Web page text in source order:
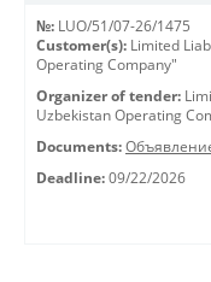
№: LUO/51/07-26/1475
Customer(s): Limited
Operating Company"
Organizer of tender:
Uzbekistan Operating
Documents:
Deadline: 09/22/2026